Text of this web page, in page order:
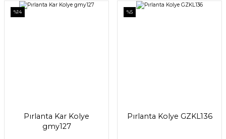
%14
Pırlanta Kar Kolye
gmy127
%5
Pırlanta Kolye GZKL136